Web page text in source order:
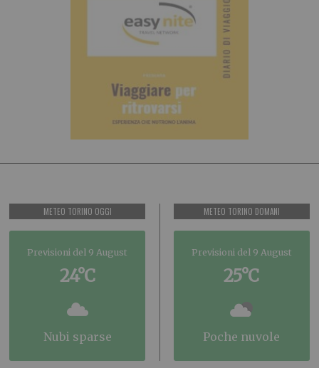
METEO TORINO OGGI
Previsioni del 9 August
24°C
nubi sparse
METEO TORINO DOMANI
Previsioni del 9 August
25°C
poche nuvole